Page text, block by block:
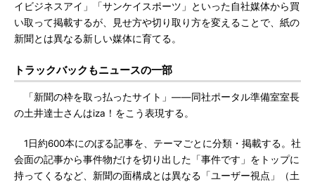
イビジネスアイ」「サンケイスポーツ」といった自社媒体から買
い取って掲載するが、見せ方や切り取り方を変えることで、紙の
新聞とは異なる新しい媒体に育てる。
トラックバックもニュースの一部
「新聞の枠を取っ払ったサイト」――同社ポータル準備室室長
の土井達士さんはiza！をこう表現する。
1日約600本にのぼる記事を、テーマごとに分類・掲載する。社
会面の記事から事件物だけを切り出した「事件です」をトップに
持ってくるなど、新聞の面構成とは異なる「ユーザー視点」（土